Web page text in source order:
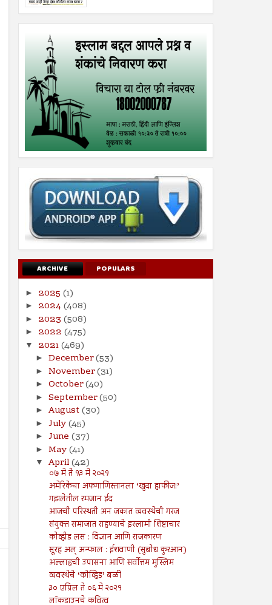
ARCHIVE POPULARS
► 2025 (1)
► 2024(408)
► 2023 (508)
► 2022 (475)
▼ 2021(469)
► December(53)
► November(31)
► October(40)
► September(50)
► August(30)
► July(45)
► June (37)
► May(41)
▼ April(42)
०७ मे ते १३ मे २०२१
अमेरिकेचा अफगाणिस्तानला ‘खुदा हाफीज!’
गझलेतील रमजान ईद
आजची परिस्थती अन जकात व्यवस्थेची गरज
संयुक्त समाजात राहण्याचे इस्लामी शिष्टाचार
कोव्हीड लस : विज्ञान आणि राजकारण
सूरह अल् अन्फाल : ईशवाणी (सुबोध कुरआन)
अल्लाहची उपासना आणि सर्वोत्तम मुस्लिम
व्यवस्थेचे ‘कोव्हिड’ बळी
३० एप्रिल ते ०६ मे २०२१
लॉकडाउनचे कवित्व